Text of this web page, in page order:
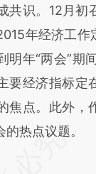
验。
共识。12月初
年经济工作
明年“两会”期
要经济指标定
焦点。此外，
热点议题。